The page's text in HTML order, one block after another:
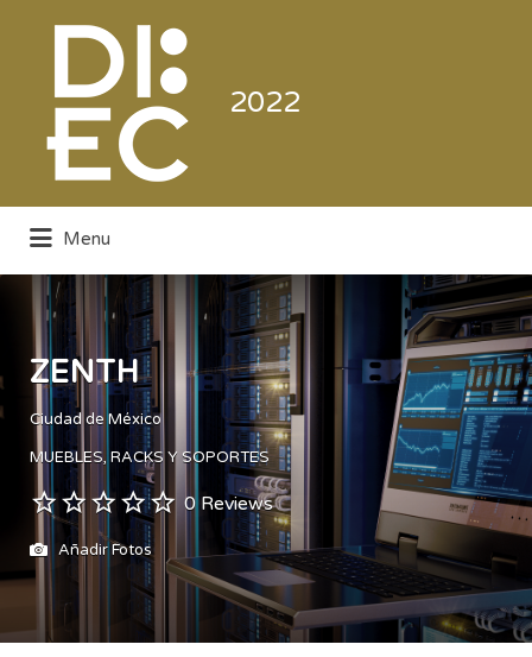
2022
Electrónica de Consumo y Comercial
Buscar
Menu
ZENTH
Ciudad de México
MUEBLES, RACKS Y SOPORTES
0 Reviews
Añadir Fotos